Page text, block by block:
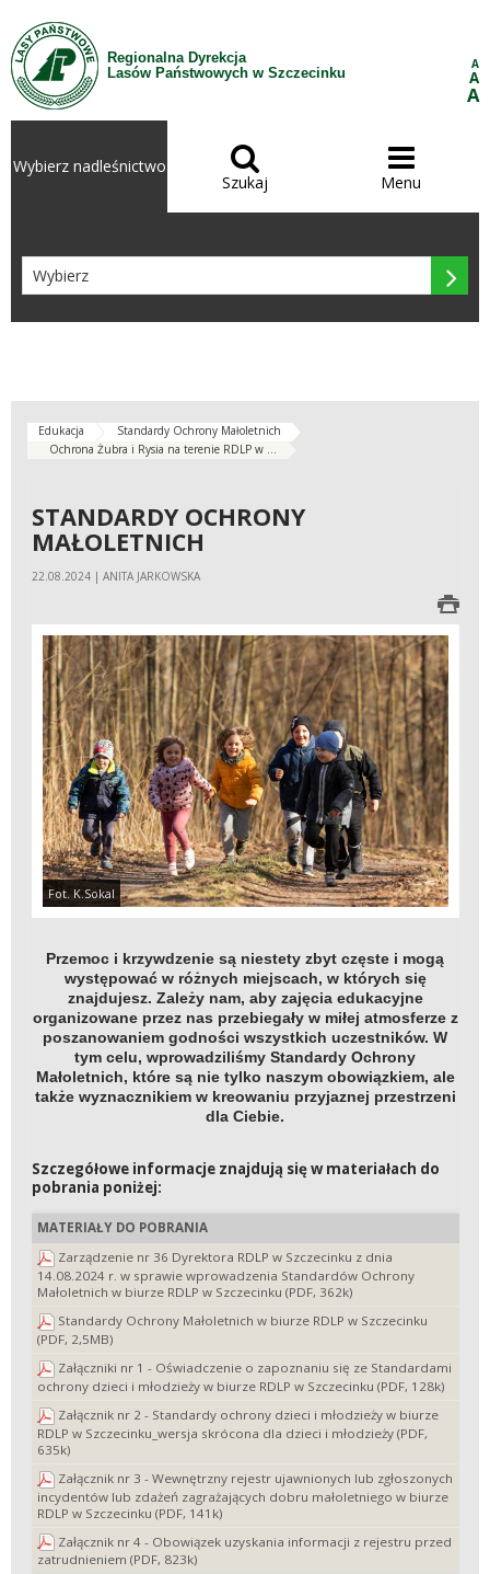
Przejdź do treści
Regionalna Dyrekcja
Lasów Państwowych w Szczecinku
A
A
A
Wybierz nadleśnictwo 
Szukaj

Menu

Edukacja
Standardy Ochrony Małoletnich
Ochrona Żubra i Rysia na terenie RDLP w ...
STANDARDY OCHRONY
MAŁOLETNICH
22.08.2024 | ANITA JARKOWSKA
Fot. K.Sokal
Przemoc i krzywdzenie są niestety zbyt częste i mogą
występować w różnych miejscach, w których się
znajdujesz. Zależy nam, aby zajęcia edukacyjne
organizowane przez nas przebiegały w miłej atmosferze z
poszanowaniem godności wszystkich uczestników. W
tym celu, wprowadziliśmy Standardy Ochrony
Małoletnich, które są nie tylko naszym obowiązkiem, ale
także wyznacznikiem w kreowaniu przyjaznej przestrzeni
dla Ciebie.
Szczegółowe informacje znajdują się w materiałach do
pobrania poniżej:
MATERIAŁY DO POBRANIA
Zarządzenie nr 36 Dyrektora RDLP w Szczecinku z dnia
14.08.2024 r. w sprawie wprowadzenia Standardów Ochrony
Małoletnich w biurze RDLP w Szczecinku (PDF, 362k)
Standardy Ochrony Małoletnich w biurze RDLP w Szczecinku
(PDF, 2,5MB)
Załączniki nr 1 - Oświadczenie o zapoznaniu się ze Standardami
ochrony dzieci i młodzieży w biurze RDLP w Szczecinku (PDF, 128k)
Załącznik nr 2 - Standardy ochrony dzieci i młodzieży w biurze
RDLP w Szczecinku_wersja skrócona dla dzieci i młodzieży (PDF,
635k)
Załącznik nr 3 - Wewnętrzny rejestr ujawnionych lub zgłoszonych
incydentów lub zdażeń zagrażających dobru małoletniego w biurze
RDLP w Szczecinku (PDF, 141k)
Załącznik nr 4 - Obowiązek uzyskania informacji z rejestru przed
zatrudnieniem (PDF, 823k)